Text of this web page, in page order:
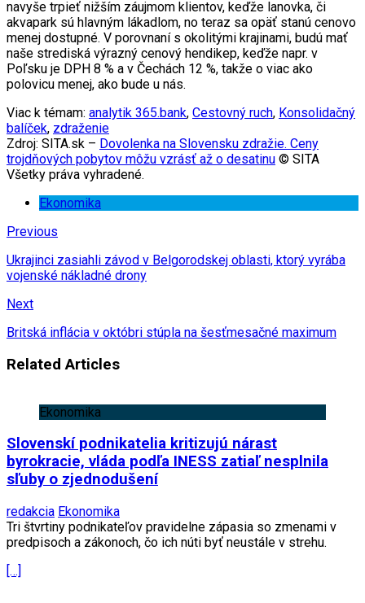
navyše trpieť nižším záujmom klientov, keďže lanovka, či
akvapark sú hlavným lákadlom, no teraz sa opäť stanú cenovo
menej dostupné. V porovnaní s okolitými krajinami, budú mať
naše strediská výrazný cenový hendikep, keďže napr. v
Poľsku je DPH 8 % a v Čechách 12 %, takže o viac ako
polovicu menej, ako bude u nás.
Viac k témam: analytik 365.bank, Cestovný ruch, Konsolidačný
balíček, zdraženie
Zdroj: SITA.sk – Dovolenka na Slovensku zdražie. Ceny
trojdňových pobytov môžu vzrásť až o desatinu © SITA
Všetky práva vyhradené.
Ekonomika
Previous
Ukrajinci zasiahli závod v Belgorodskej oblasti, ktorý vyrába
vojenské nákladné drony
Next
Britská inflácia v októbri stúpla na šesťmesačné maximum
Related Articles
Ekonomika
Slovenskí podnikatelia kritizujú nárast
byrokracie, vláda podľa INESS zatiaľ nesplnila
sľuby o zjednodušení
redakcia Ekonomika
Tri štvrtiny podnikateľov pravidelne zápasia so zmenami v
predpisoch a zákonoch, čo ich núti byť neustále v strehu.
[…]